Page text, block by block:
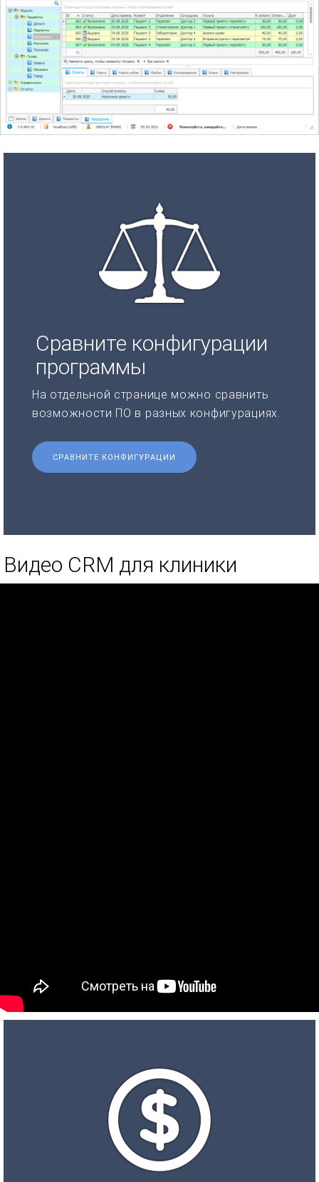
Сравните конфигурации
программы
На отдельной странице можно сравнить
возможности ПО в разных конфигурациях.
СРАВНИТЕ КОНФИГУРАЦИИ
Видео CRM для клиники